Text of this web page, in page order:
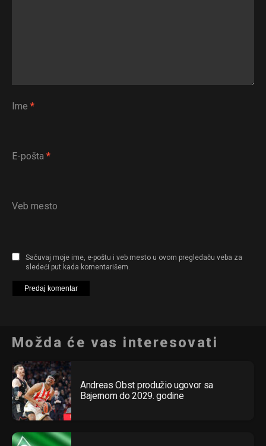
Ime *
E-pošta *
Veb mesto
Sačuvaj moje ime, e-poštu i veb mesto u ovom pregledaču veba za
sledeći put kada komentarišem.
Možda će vas interesovati
Andreas Obst produžio ugovor sa
Bajernom do 2029. godine